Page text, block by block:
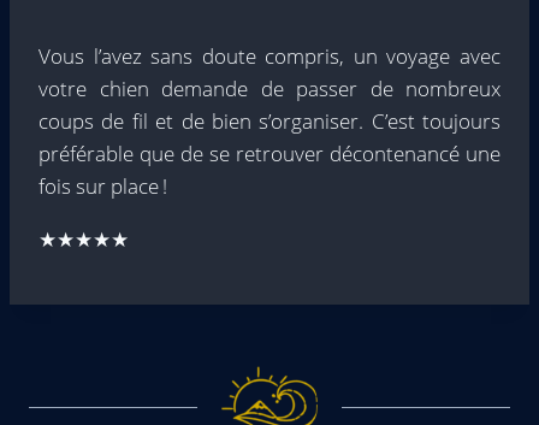
Vous l’avez sans doute compris, un voyage avec
votre chien demande de passer de nombreux
coups de fil et de bien s’organiser. C’est toujours
préférable que de se retrouver décontenancé une
fois sur place !
★★★★★